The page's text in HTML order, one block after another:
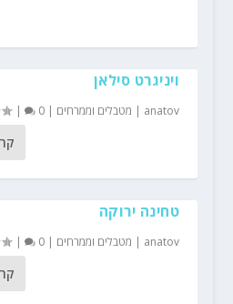
ויניגרט סילאן
anatov
| מטבלים וממרחים |
0
|
טחינה ירוקה
anatov
| מטבלים וממרחים |
0
|